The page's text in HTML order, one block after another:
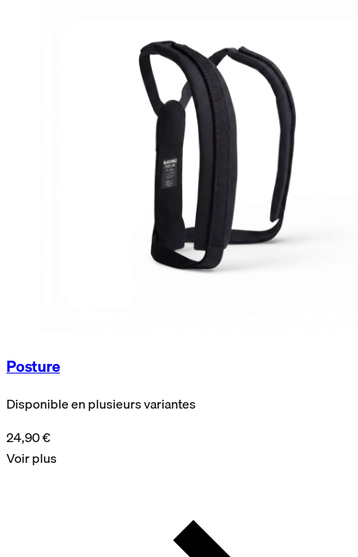
Posture
Disponible en plusieurs variantes
24,90 €
Voir plus